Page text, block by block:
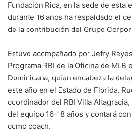
Fundación Rica, en la sede de esta
durante 16 años ha respaldado el
de la contribución del Grupo
Estuvo acompañado por Jefry
Programa RBI de la Oficina de MLB
Dominicana, quien encabeza la
este año en el Estado de Florida.
coordinador del RBI Villa
del equipo 16-18 años y contará
como coach.